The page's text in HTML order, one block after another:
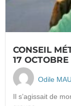
CONSEIL
17
Odile
Il s’agissait de